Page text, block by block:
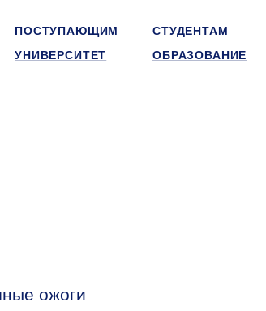
ПОСТУПАЮЩИМ СТУДЕНТАМ
УНИВЕРСИТЕТ
ОБРАЗОВАНИЕ
ожоги